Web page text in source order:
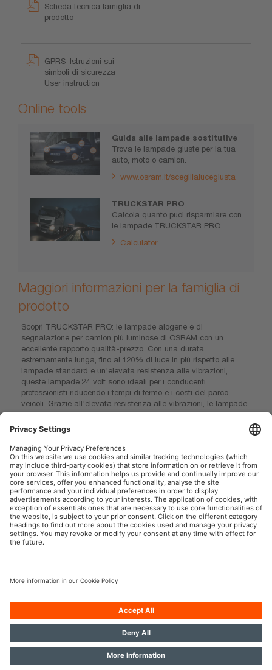
Scheda tecnica famiglia di
prodotto
GPRS_Istruzioni sui
simboli di sicurezza
User instruction
Online tools
Guida alle lampade sostitutive
Trova le lampade giuste per la tua
auto, moto o camion.
www.osram.it/sceglilalucegiusta
TRUCKSTAR PRO
Calcola quanto puoi risparmiare con
le lampade TRUCKSTAR PRO.
Calculator
Maggiori informazioni per la famiglia di
prodotto
Scopri TRUCKSTAR PRO: le lampade alogene e di
segnalazione per camion più luminose di OSRAM con un
eccellente rapporto qualità-prezzo. Con una durata
estremamente lunga, fino al 120% di luce in più rispetto alle
lampade standard e un'elevata resistenza alle vibrazioni,
queste lampade 24 volt sono ideali per i conducenti
professionisti riducendo i tempi di fermo e i costi del parco
veicoli. Grazie all'elevata resistenza alle vibrazioni, le lampade
TRUCKSTAR PRO sono adatte anche per applicazioni gravose.
Grazie alla loro straordinaria luminosità e alla durata fino a 2,5
volte maggiore rispetto alle lampade standard, le lampade
migliorano la tua sicurezza durante la guida su strada.
OSRAM Automotive nei Social
© 2026, OSRAM GmbH. Tutti i diritti riservati.